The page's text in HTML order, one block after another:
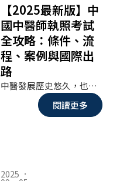
【2025最新版】中
國中醫師執照考試
全攻略：條件、流
程、案例與國際出
路
中醫發展歷史悠久，也是越來越多人嚮往的專業道路。對於想投入臨床的學生而言，「中醫師執照」是必須跨過的一道門檻。許多台灣學生也會考慮赴中國大陸就讀中醫本科，因為那裡有完整的教育體系與執照考試制度。本文將完整介紹 中國中醫師執照的報考條件、流程、考試制度，並透過實際案例幫助你了解應注意的重點，同時也會延伸到 未來在歐美、澳洲、馬來西亞等地的出路。
閱讀更多
2025 ．